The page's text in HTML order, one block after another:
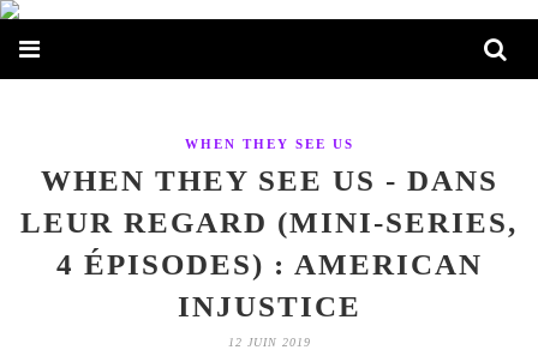
WHEN THEY SEE US
WHEN THEY SEE US - DANS
LEUR REGARD (MINI-SERIES,
4 ÉPISODES) : AMERICAN
INJUSTICE
12 JUIN 2019